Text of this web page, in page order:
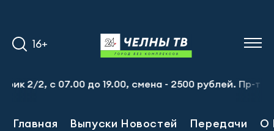
16+
с 07.00 до 19.00, смена - 2500 рублей. Пр-т
Главная Выпуски Новостей Передачи О